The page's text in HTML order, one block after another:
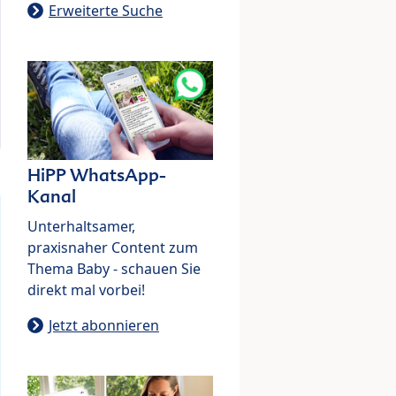
Erweiterte Suche
HiPP WhatsApp-
Kanal
Unterhaltsamer,
praxisnaher Content zum
Thema Baby - schauen Sie
direkt mal vorbei!
Jetzt abonnieren